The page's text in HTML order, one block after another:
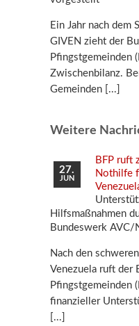
Ein Jahr nach dem
GIVEN zieht der
Pfingstgemeinden
Zwischenbilanz.
Gemeinden
Weitere
27.
JUN
BFP ruft
Nothilfe
Hilfsmaßnahmen
Bundeswerk AVC/
Nach den
Venezuela ruft der
Pfingstgemeinden
finanzieller